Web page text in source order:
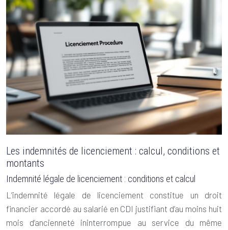
Les indemnités de licenciement : calcul, conditions et
montants
Indemnité légale de licenciement : conditions et calcul
L’indemnité légale de licenciement constitue un droit
financier accordé au salarié en CDI justifiant d’au moins huit
mois d’ancienneté ininterrompue au service du même